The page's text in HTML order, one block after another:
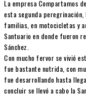
La empresa Compartamos
esta segunda
familias, en motocicletas y
Santuario en donde fueron
Sánchez.
Con mucho fervor se vivió
fue bastante nutrida, con
fue desarrollando hasta
concluir se llevó a cabo la